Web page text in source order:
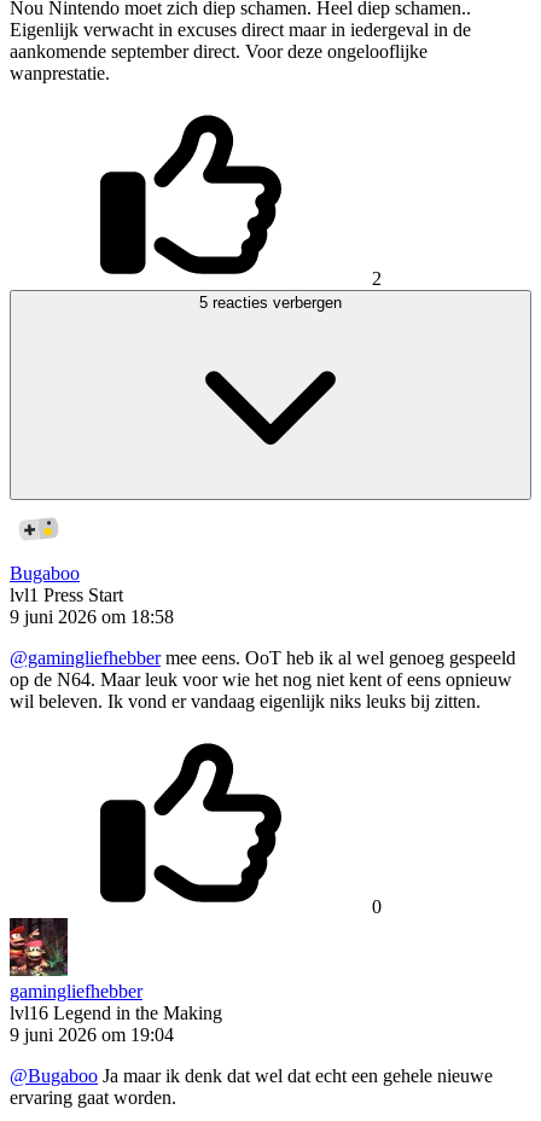
Nou Nintendo moet zich diep schamen. Heel diep schamen..
Eigenlijk verwacht in excuses direct maar in iedergeval in de
aankomende september direct. Voor deze ongelooflijke
wanprestatie.
2
5 reacties verbergen
Bugaboo
lvl1 Press Start
9 juni 2026 om 18:58
@gamingliefhebbermee eens. OoT heb ik al wel genoeg gespeeld
op de N64. Maar leuk voor wie het nog niet kent of eens opnieuw
wil beleven. Ik vond er vandaag eigenlijk niks leuks bij zitten.
0
gamingliefhebber
lvl16 Legend in the Making
9 juni 2026 om 19:04
@Bugaboo Ja maar ik denk dat wel dat echt een gehele nieuwe
ervaring gaat worden.